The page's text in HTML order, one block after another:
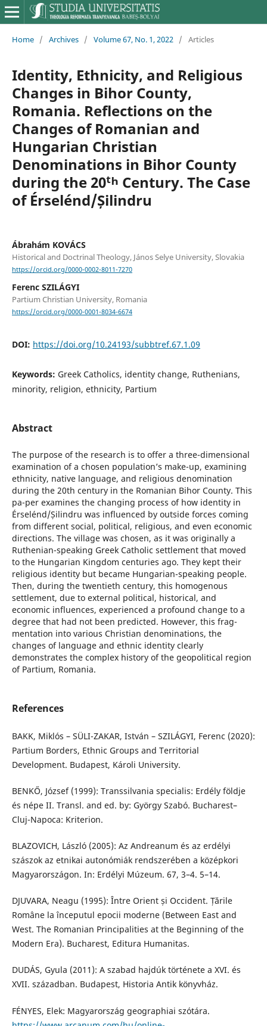
Home / Archives / Volume 67, No. 1, 2022 / Articles
Identity, Ethnicity, and Religious
Changes in Bihor County,
Romania. Reflections on the
Changes of Romanian and
Hungarian Christian
Denominations in Bihor County
during the 20ᵗʰ Century. The Case
of Érselénd/Șilindru
Ábrahám KOVÁCS
Historical and Doctrinal Theology, János Selye University, Slovakia
https://orcid.org/0000-0002-8011-7270
Ferenc SZILÁGYI
Partium Christian University, Romania
https://orcid.org/0000-0001-8034-6674
DOI: https://doi.org/10.24193/subbtref.67.1.09
Keywords: Greek Catholics, identity change, Ruthenians,
minority, religion, ethnicity, Partium
Abstract
The purpose of the research is to offer a three-dimensional
examination of a chosen population’s make-up, examining
ethnicity, native language, and religious denomination
during the 20th century in the Romanian Bihor County. This
pa-per examines the changing process of how identity in
Érselénd/Șilindru was influenced by outside forces coming
from different social, political, religious, and even economic
directions. The village was chosen, as it was originally a
Ruthenian-speaking Greek Catholic settlement that moved
to the Hungarian Kingdom centuries ago. They kept their
religious identity but became Hungarian-speaking people.
Then, during the twentieth century, this homogenous
settlement, due to external political, historical, and
economic influences, experienced a profound change to a
degree that had not been predicted. However, this frag-
mentation into various Christian denominations, the
changes of language and ethnic identity clearly
demonstrates the complex history of the geopolitical region
of Partium, Romania.
References
BAKK, Miklós – SÜLI-ZAKAR, István – SZILÁGYI, Ferenc (2020):
Partium Borders, Ethnic Groups and Territorial
Development. Budapest, Károli University.
BENKŐ, József (1999): Transsilvania specialis: Erdély földje
és népe II. Transl. and ed. by: György Szabó. Bucharest–
Cluj-Napoca: Kriterion.
BLAZOVICH, László (2005): Az Andreanum és az erdélyi
szászok az etnikai autonómiák rendszerében a középkori
Magyarországon. In: Erdélyi Múzeum. 67, 3–4. 5–14.
DJUVARA, Neagu (1995): Între Orient și Occident. Țările
Române la începutul epocii moderne (Between East and
West. The Romanian Principalities at the Beginning of the
Modern Era). Bucharest, Editura Humanitas.
DUDÁS, Gyula (2011): A szabad hajdúk története a XVI. és
XVII. században. Budapest, Historia Antik könyvház.
FÉNYES, Elek: Magyarország geographiai szótára.